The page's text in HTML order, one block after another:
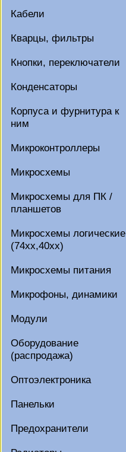
Кабели
Кварцы, фильтры
Кнопки, переключатели
Конденсаторы
Корпуса и фурнитура к
ним
Микроконтроллеры
Микросхемы
Микросхемы для ПК /
планшетов
Микросхемы логические
(74xx,40xx)
Микросхемы питания
Микрофоны, динамики
Модули
Оборудование
(распродажа)
Оптоэлектроника
Панельки
Предохранители